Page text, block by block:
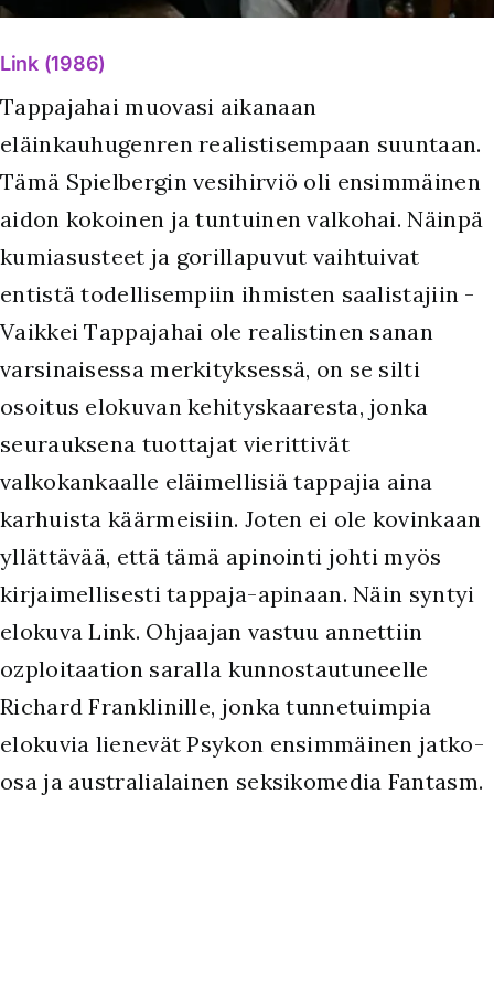
Link (1986)
Tappajahai muovasi aikanaan
eläinkauhugenren realistisempaan suuntaan.
Tämä Spielbergin vesihirviö oli ensimmäinen
aidon kokoinen ja tuntuinen valkohai. Näinpä
kumiasusteet ja gorillapuvut vaihtuivat
entistä todellisempiin ihmisten saalistajiin -
Vaikkei Tappajahai ole realistinen sanan
varsinaisessa merkityksessä, on se silti
osoitus elokuvan kehityskaaresta, jonka
seurauksena tuottajat vierittivät
valkokankaalle eläimellisiä tappajia aina
karhuista käärmeisiin. Joten ei ole kovinkaan
yllättävää, että tämä apinointi johti myös
kirjaimellisesti tappaja-apinaan. Näin syntyi
elokuva Link. Ohjaajan vastuu annettiin
ozploitaation saralla kunnostautuneelle
Richard Franklinille, jonka tunnetuimpia
elokuvia lienevät Psykon ensimmäinen jatko-
osa ja australialainen seksikomedia Fantasm.